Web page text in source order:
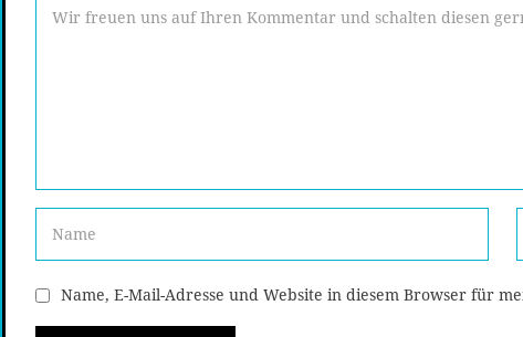
Name, E-Mail-Adresse und Website in diesem Browser für